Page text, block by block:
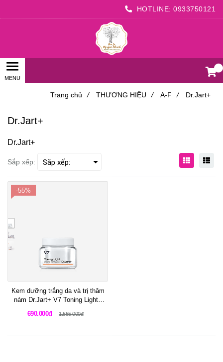
HOTLINE: 0933750121
Trang chủ / THƯƠNG HIỆU / A-F / Dr.Jart+
Dr.Jart+
Dr.Jart+
Sắp xếp:
-55%
Kem dưỡng trắng da và trị thâm
nám Dr.Jart+ V7 Toning Light -
690.000đ 1.555.000đ